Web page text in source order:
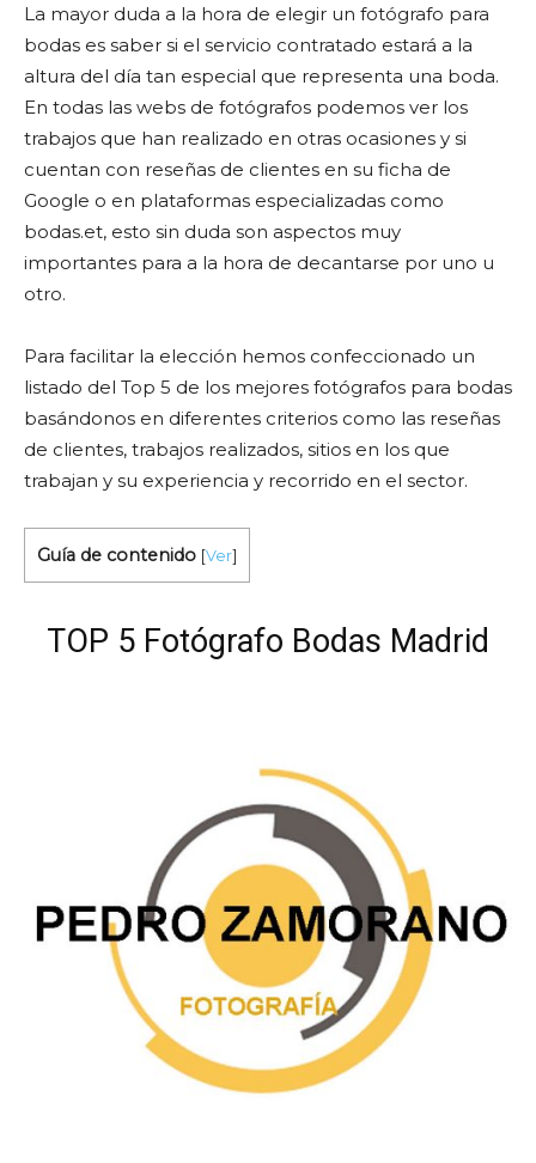
La mayor duda a la hora de elegir un fotógrafo para
bodas es saber si el servicio contratado estará a la
altura del día tan especial que representa una boda.
En todas las webs de fotógrafos podemos ver los
trabajos que han realizado en otras ocasiones y si
cuentan con reseñas de clientes en su ficha de
Google o en plataformas especializadas como
bodas.et, esto sin duda son aspectos muy
importantes para a la hora de decantarse por uno u
otro.
Para facilitar la elección hemos confeccionado un
listado del Top 5 de los mejores fotógrafos para bodas
basándonos en diferentes criterios como las reseñas
de clientes, trabajos realizados, sitios en los que
trabajan y su experiencia y recorrido en el sector.
Guía de contenido [Ver]
TOP 5 Fotógrafo Bodas Madrid